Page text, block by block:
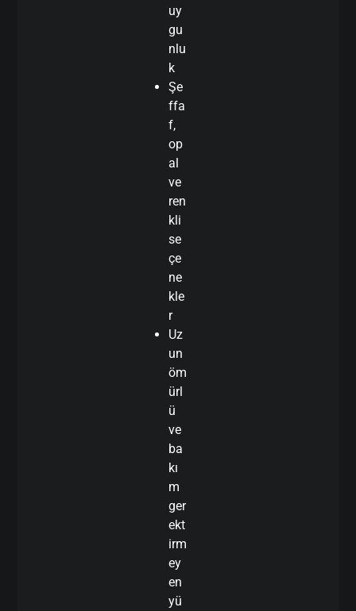
uy
gu
nlu
k
Şe
ffa
f,
op
al
ve
ren
kli
se
çe
ne
kle
r
Uz
un
öm
ürl
ü
ve
ba
kı
m
ger
ekt
irm
ey
en
yü